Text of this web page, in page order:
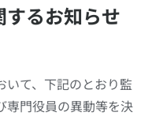
するお知らせ
いて、下記のとおり監
専門役員の異動等を決